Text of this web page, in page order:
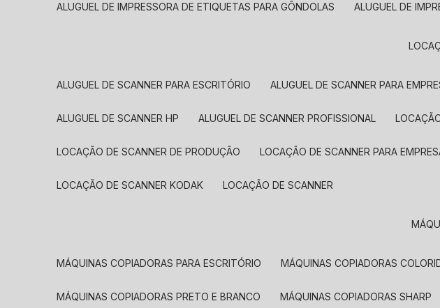
ALUGUEL DE IMPRESSORA DE ETIQUETAS PARA GÔNDOLAS ALUGUEL DE
ALUGUEL DE SCANNER PARA ESCRITÓRIO ALUGUEL DE SCANNER PARA
ALUGUEL DE SCANNER HP ALUGUEL DE SCANNER PROFISSIONAL
LOCAÇÃO DE SCANNER DE PRODUÇÃO LOCAÇÃO DE SCANNER PARA
LOCAÇÃO DE SCANNER KODAK LOCAÇÃO DE SCANNER
MÁQUINAS COPIADORAS PARA ESCRITÓRIO MÁQUINAS COPIADORAS
MÁQUINAS COPIADORAS PRETO E BRANCO MÁQUINAS COPIADORAS SHARP